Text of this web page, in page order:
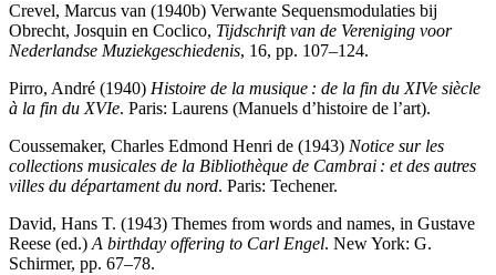
Crevel, Marcus van (1940b) Verwante Sequensmodulaties bij
Obrecht, Josquin en Coclico, Tijdschrift van de Vereniging voor
Nederlandse Muziekgeschiedenis, 16, pp. 107–124.
Pirro, André (1940) Histoire de la musique : de la fin du XIVe siècle
à la fin du XVIe. Paris: Laurens (Manuels d’histoire de l’art).
Coussemaker, Charles Edmond Henri de (1943) Notice sur les
collections musicales de la Bibliothèque de Cambrai : et des autres
villes du départament du nord. Paris: Techener.
David, Hans T. (1943) Themes from words and names, in Gustave
Reese (ed.) A birthday offering to Carl Engel. New York: G.
Schirmer, pp. 67–78.